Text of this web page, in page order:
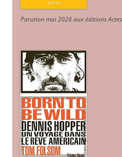
Parution mai 2026 aux éditions